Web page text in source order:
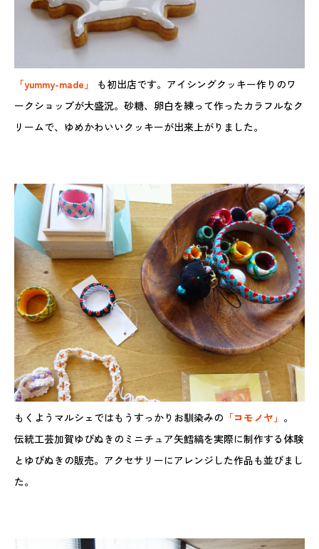
「yummy-made」 も初出店です。アイシングクッキー作りのワ
ークショップが大盛況。砂糖、卵白を練って作ったカラフルなク
リームで、ゆめかわいいクッキーが出来上がりました。
もくようマルシェではもうすっかりお馴染みの 「コモノヤ」 。
伝統工芸加賀ゆびぬきのミニチュア矢鱈縞を実際に制作する体験
とゆびぬきの販売。アクセサリーにアレンジした作品も並びまし
た。